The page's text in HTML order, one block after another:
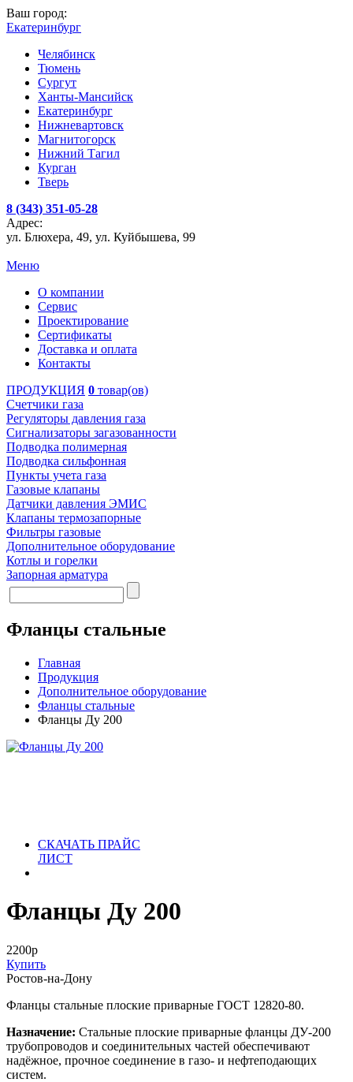
Ваш город:
Екатеринбург
Челябинск
Тюмень
Сургут
Ханты-Мансийск
Екатеринбург
Нижневартовск
Магнитогорск
Нижний Тагил
Курган
Тверь
8 (343) 351-05-28
Адрес:
ул. Блюхера, 49, ул. Куйбышева, 99
Меню
О компании
Сервис
Проектирование
Сертификаты
Доставка и оплата
Контакты
ПРОДУКЦИЯ 0 товар(ов)
Счетчики газа
Регуляторы давления газа
Сигнализаторы загазованности
Подводка полимерная
Подводка сильфонная
Пункты учета газа
Газовые клапаны
Датчики давления ЭМИС
Клапаны термозапорные
Фильтры газовые
Дополнительное оборудование
Котлы и горелки
Запорная арматура
Фланцы стальные
Главная
Продукция
Дополнительное оборудование
Фланцы стальные
Фланцы Ду 200
СКАЧАТЬ ПРАЙС
ЛИСТ
Фланцы Ду 200
2200р
Купить
Ростов-на-Дону
Фланцы стальные плоские приварные ГОСТ 12820-80.
Назначение: Стальные плоские приварные фланцы ДУ-200
трубопроводов и соединительных частей обеспечивают
надёжное, прочное соединение в газо- и нефтеподающих
систем.